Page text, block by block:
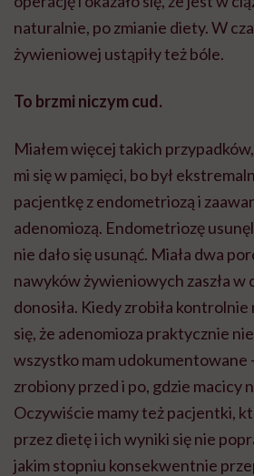
naturalnie, po zmianie diety. W
żywieniowej ustąpiły też bóle.
To brzmi niczym cud.
Miałem więcej takich
mi się w pamięci, bo był
pacjentkę z endometriozą i
adenomiozą. Endometriozę
nie dało się usunąć. Miała dwa
nawyków żywieniowych zaszła w
donosiła. Kiedy zrobiła kontrolnie
się, że adenomioza praktycznie
wszystko mam udokumentowane
zrobiony przed i po, gdzie macicy
Oczywiście mamy też pacjentki,
przez dietę i ich wyniki się nie
jakim stopniu konsekwentnie